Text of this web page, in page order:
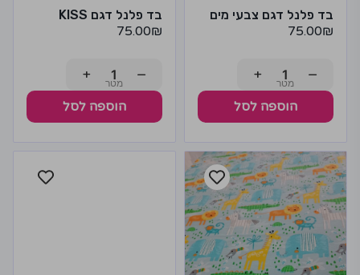
בד פלנל דגם צבעי מים
75.00₪
−
+
הוספה לסל
בד פלנל דגם KISS
75.00₪
−
+
הוספה לסל